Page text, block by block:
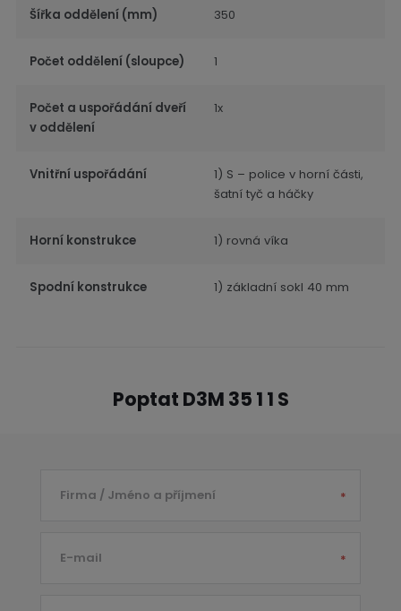
Šířka oddělení (mm) 350
Počet oddělení (sloupce) 1
Počet a uspořádání dveří
v oddělení
1x
Vnitřní uspořádání
1) S – police v horní části,
šatní tyč a háčky
Horní konstrukce 1) rovná víka
Spodní konstrukce 1) základní sokl 40 mm
Poptat D3M 35 1 1 S
Firma / Jméno a příjmení *
E-mail *